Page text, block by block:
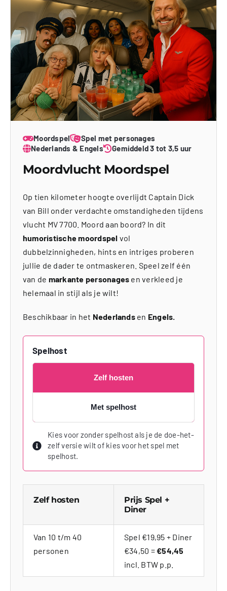
Moordspel
Spel met personages
Nederlands & Engels
Gemiddeld 3 tot 3,5 uur
Moordvlucht Moordspel
Op tien kilometer hoogte overlijdt Captain Dick
van Bill onder verdachte omstandigheden tijdens
vlucht MV 7700. Moord aan boord? In dit
humoristische moordspel vol
dubbelzinnigheden, hints en intriges proberen
jullie de dader te ontmaskeren. Speel zelf één
van de markante personages en verkleed je
helemaal in stijl als je wilt!
Beschikbaar in het Nederlandsen Engels.
Spelhost
Zelf hosten
Met spelhost
Kies voor zonder spelhost als je de doe-het-
zelf versie wilt of kies voor het spel met
spelhost.
Zelf hosten
Prijs Spel +
Diner
Van 10 t/m 40
personen
Spel €19,95 + Diner
€34,50 =€54,45
incl. BTW p.p.